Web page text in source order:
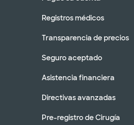
Registros médicos
Transparencia de precios
Seguro aceptado
Asistencia financiera
Directivas avanzadas
Pre-registro de Cirugía